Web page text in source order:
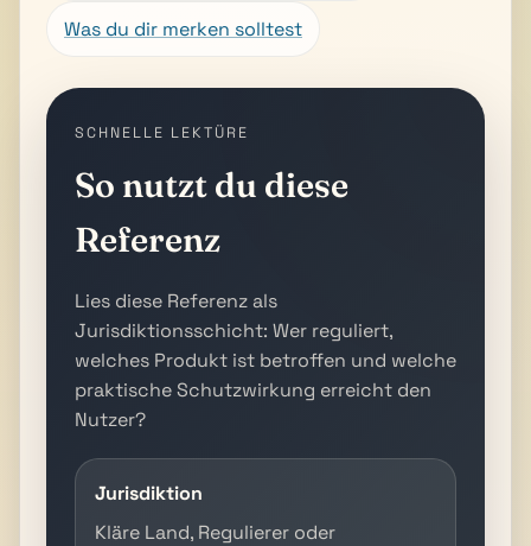
Was du dir merken solltest
SCHNELLE LEKTÜRE
So nutzt du diese
Referenz
Lies diese Referenz als
Jurisdiktionsschicht: Wer reguliert,
welches Produkt ist betroffen und welche
praktische Schutzwirkung erreicht den
Nutzer?
Jurisdiktion
Kläre Land, Regulierer oder